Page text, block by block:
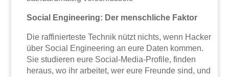
Social Engineering: Der menschliche Faktor
Die raffinierteste Technik nützt nichts, wenn Hacker
über Social Engineering an eure Daten kommen.
Sie studieren eure Social-Media-Profile, finden
heraus, wo ihr arbeitet, wer eure Freunde sind, und